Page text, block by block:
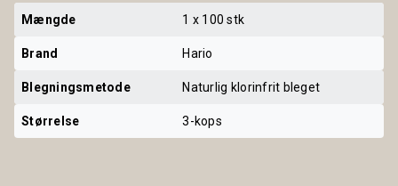
Mængde 1 x 100 stk
Brand Hario
Blegningsmetode Naturlig klorinfrit bleget
Størrelse 3-kops